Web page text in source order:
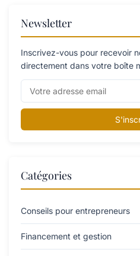
Newsletter
Inscrivez-vous pour recevoir
directement dans votre boîte
Catégories
Conseils pour entrepreneurs
Financement et gestion